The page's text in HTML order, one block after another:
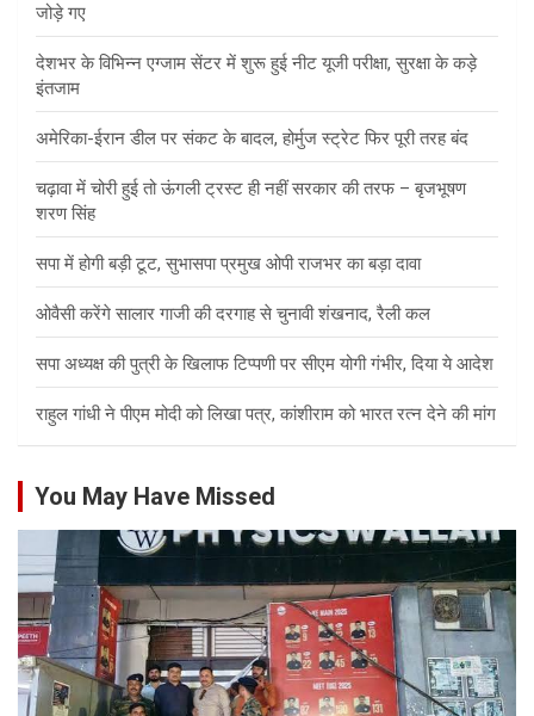
जोड़े गए
देशभर के विभिन्न एग्जाम सेंटर में शुरू हुई नीट यूजी परीक्षा, सुरक्षा के कड़े
इंतजाम
अमेरिका-ईरान डील पर संकट के बादल, होर्मुज स्ट्रेट फिर पूरी तरह बंद
चढ़ावा में चोरी हुई तो ऊंगली ट्रस्ट ही नहीं सरकार की तरफ – बृजभूषण
शरण सिंह
सपा में होगी बड़ी टूट, सुभासपा प्रमुख ओपी राजभर का बड़ा दावा
ओवैसी करेंगे सालार गाजी की दरगाह से चुनावी शंखनाद, रैली कल
सपा अध्यक्ष की पुत्री के खिलाफ टिप्पणी पर सीएम योगी गंभीर, दिया ये आदेश
राहुल गांधी ने पीएम मोदी को लिखा पत्र, कांशीराम को भारत रत्न देने की मांग
You May Have Missed